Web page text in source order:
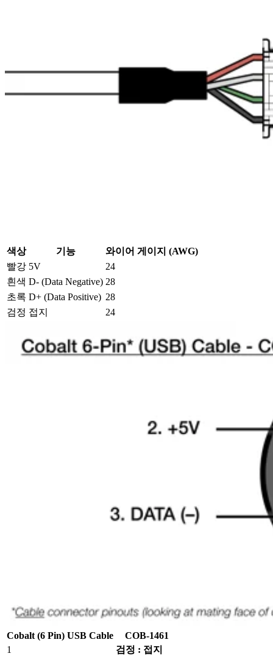
색상 기능
와이어 게이지 (AWG)
빨강 5V
24
흰색 D- (Data Negative) 28
초록 D+ (Data Positive) 28
검정 접지 24
Cobalt (6 Pin) USB Cable
COB-1461
1
검정 : 접지